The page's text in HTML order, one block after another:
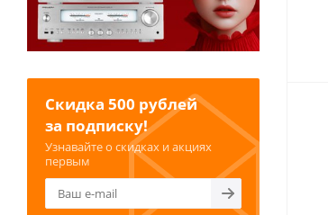
Скидка 500 рублей
за подписку!
Узнавайте о скидках и акциях
первым